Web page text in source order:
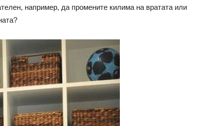
например, да промените килима на вратата или